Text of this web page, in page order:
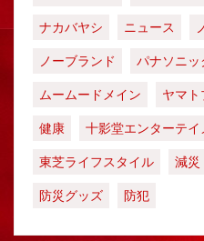
ナカバヤシ
ニュース
ノーブランド
パナソニッ
ムームードメイン
ヤマト
健康
十影堂エンターテイ
東芝ライフスタイル
減災
防災グッズ
防犯